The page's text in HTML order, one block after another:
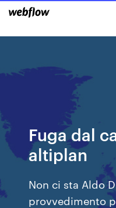
Fuga dal
altiplan
Non ci sta Aldo
provvedimento